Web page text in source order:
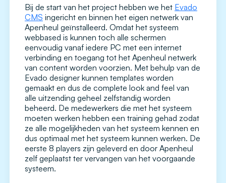
Bij de start van het project hebben we het Evado
CMS ingericht en binnen het eigen netwerk van
Apenheul geïnstalleerd. Omdat het systeem
webbased is kunnen toch alle schermen
eenvoudig vanaf iedere PC met een internet
verbinding en toegang tot het Apenheul netwerk
van content worden voorzien. Met behulp van de
Evado designer kunnen templates worden
gemaakt en dus de complete look and feel van
alle uitzending geheel zelfstandig worden
beheerd. De medewerkers die met het systeem
moeten werken hebben een training gehad zodat
ze alle mogelijkheden van het systeem kennen en
dus optimaal met het systeem kunnen werken. De
eerste 8 players zijn geleverd en door Apenheul
zelf geplaatst ter vervangen van het voorgaande
systeem.